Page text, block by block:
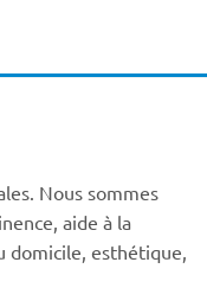
Nous sommes
aide à la
domicile, esthétique,